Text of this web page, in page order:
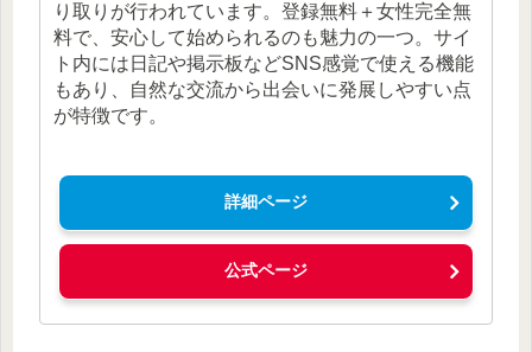
り取りが行われています。登録無料＋女性完全無
料で、安心して始められるのも魅力の一つ。サイ
ト内には日記や掲示板などSNS感覚で使える機能
もあり、自然な交流から出会いに発展しやすい点
が特徴です。
詳細ページ
公式ページ